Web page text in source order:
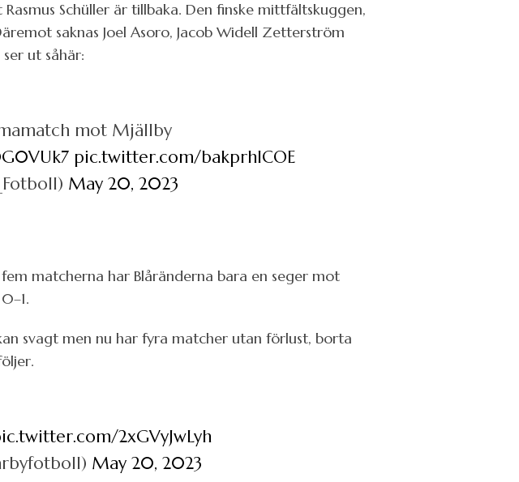
Schüller är tillbaka. Den finske mittfältskuggen,
saknas Joel Asoro, Jacob Widell Zetterström
ut såhär:
mot Mjällby
pic.twitter.com/bakprhlCOE
May 20, 2023
matcherna har Blåränderna bara en seger mot
svagt men nu har fyra matcher utan förlust, borta
2xGVyJwLyh
May 20, 2023